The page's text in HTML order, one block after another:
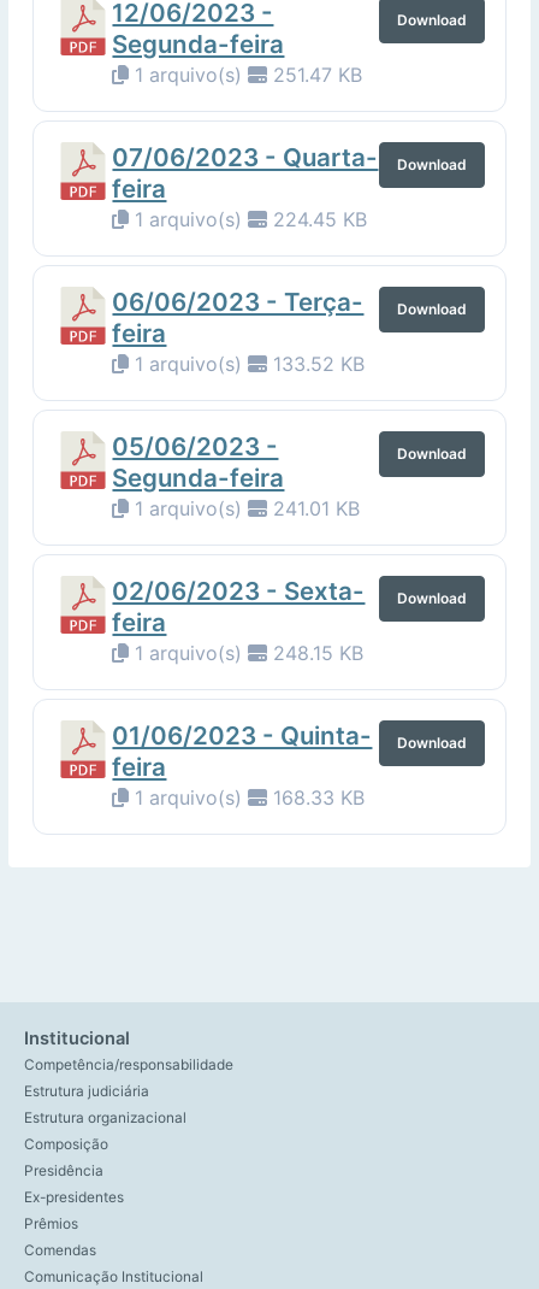
12/06/2023 -
Segunda-feira
1 arquivo(s) 251.47 KB
Download
07/06/2023 - Quarta-
feira
1 arquivo(s) 224.45 KB
Download
06/06/2023 - Terça-
feira
1 arquivo(s) 133.52 KB
Download
05/06/2023 -
Segunda-feira
1 arquivo(s) 241.01 KB
Download
02/06/2023 - Sexta-
feira
1 arquivo(s) 248.15 KB
Download
01/06/2023 - Quinta-
feira
1 arquivo(s) 168.33 KB
Download
Institucional
Competência/responsabilidade
Estrutura judiciária
Estrutura organizacional
Composição
Presidência
Ex-presidentes
Prêmios
Comendas
Comunicação Institucional